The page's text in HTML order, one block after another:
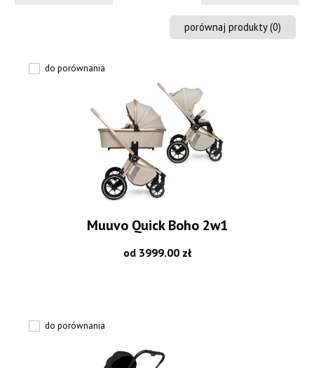
porównaj produkty (0)
do porównania
Muuvo Quick Boho 2w1
od 3999.00 zł
do porównania